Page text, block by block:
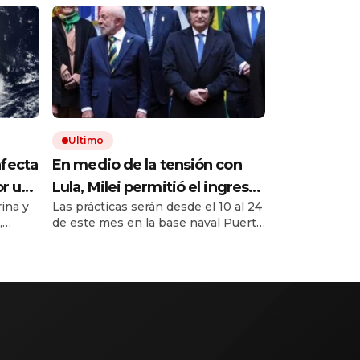
un
y
Ultimo
En medio de la tensión con
Lula, Milei permitió el ingreso
al país de la Marina de Brasil
para realizar ejercicios
Las prácticas serán desde el 10 al 24
de este mes en la base naval Puerto